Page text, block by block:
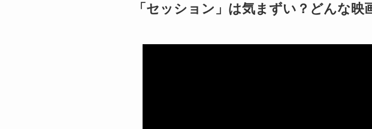
「セッション」は気まずい？どんな映